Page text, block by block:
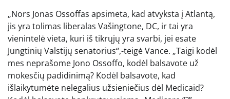
„Nors Jonas Ossoffas apsimeta, kad atvyksta į Atlantą,
jis yra tolimas liberalas Vašingtone, DC, ir tai yra
vienintelė vieta, kuri iš tikrųjų yra svarbi, jei esate
Jungtinių Valstijų senatorius“,-teigė Vance. „Taigi kodėl
mes neprašome Jono Ossoffo, kodėl balsavote už
mokesčių padidinimą? Kodėl balsavote, kad
išlaikytumėte nelegalius užsieniečius dėl Medicaid?